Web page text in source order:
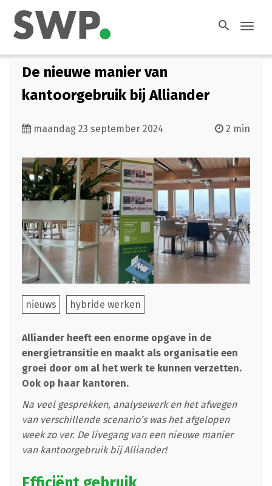
search
De nieuwe manier van
kantoorgebruik bij Alliander
maandag 23 september 2024 2 min
nieuws hybride werken
Alliander heeft een enorme opgave in de
energietransitie en maakt als organisatie een
groei door om al het werk te kunnen verzetten.
Ook op haar kantoren.
Na veel gesprekken, analysewerk en het afwegen
van verschillende scenario’s was het afgelopen
week zo ver. De livegang van een nieuwe manier
van kantoorgebruik bij Alliander!